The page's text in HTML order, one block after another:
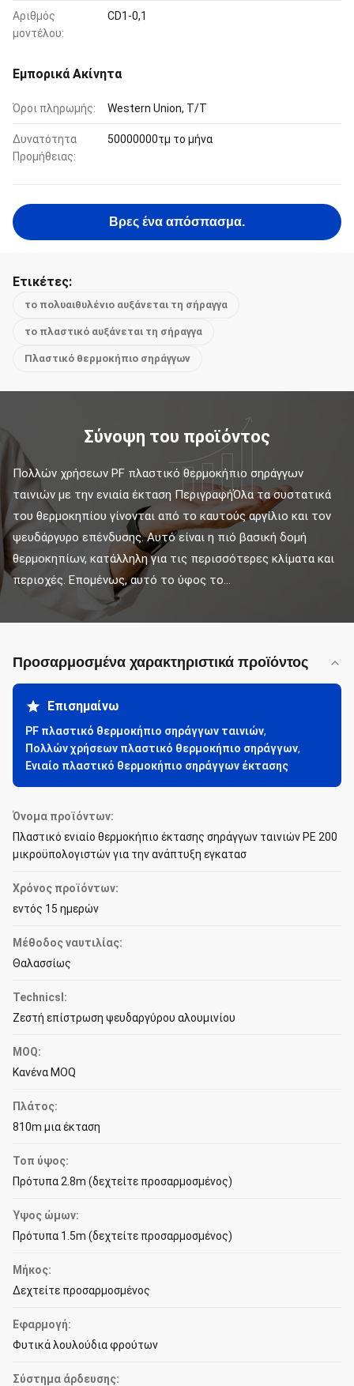
Αριθμός
μοντέλου:
CD1-0,1
Εμπορικά Ακίνητα
Όροι πληρωμής: Western Union, T/T
Δυνατότητα
Προμήθειας:
50000000τμ το μήνα
Βρες ένα απόσπασμα.
Ετικέτες:
το πολυαιθυλένιο αυξάνεται τη σήραγγα
το πλαστικό αυξάνεται τη σήραγγα
Πλαστικό θερμοκήπιο σηράγγων
Σύνοψη του προϊόντος
Πολλών χρήσεων PF πλαστικό θερμοκήπιο σηράγγων
ταινιών με την ενιαία έκταση ΠεριγραφήΌλα τα συστατικά
του θερμοκηπίου γίνονται από το καυτούς αργίλιο και τον
ψευδάργυρο επένδυσης. Αυτό είναι η πιό βασική δομή
θερμοκηπίων, κατάλληλη για τις περισσότερες κλίματα και
περιοχές. Επομένως, αυτό το ύφος το...
Προσαρμοσμένα χαρακτηριστικά προϊόντος
Επισημαίνω
PF πλαστικό θερμοκήπιο σηράγγων ταινιών,
Πολλών χρήσεων πλαστικό θερμοκήπιο σηράγγων,
Ενιαίο πλαστικό θερμοκήπιο σηράγγων έκτασης
Όνομα προϊόντων:
Πλαστικό ενιαίο θερμοκήπιο έκτασης σηράγγων ταινιών PE 200
μικροϋπολογιστών για την ανάπτυξη εγκατασ
Χρόνος προϊόντων:
εντός 15 ημερών
Μέθοδος ναυτιλίας:
Θαλασσίως
Technicsl:
Ζεστή επίστρωση ψευδαργύρου αλουμινίου
MOQ:
Κανένα MOQ
Πλάτος:
810m μια έκταση
Τοπ ύψος:
Πρότυπα 2.8m (δεχτείτε προσαρμοσμένος)
Ύψος ώμων:
Πρότυπα 1.5m (δεχτείτε προσαρμοσμένος)
Μήκος:
Δεχτείτε προσαρμοσμένος
Εφαρμογή:
Φυτικά λουλούδια φρούτων
Σύστημα άρδευσης: